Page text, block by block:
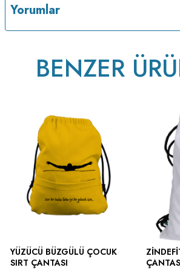
Yorumlar
BENZER
YÜZÜCÜ BÜZGÜLÜ ÇOCUK
SIRT ÇANTASI